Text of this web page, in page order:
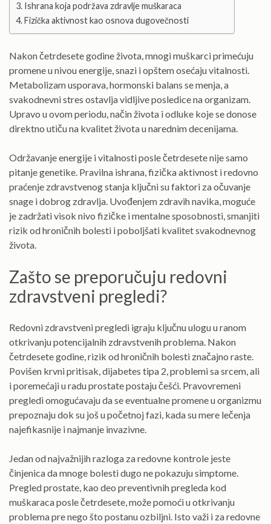
Ishrana koja podržava zdravlje muškaraca
Fizička aktivnost kao osnova dugovečnosti
Nakon četrdesete godine života, mnogi muškarci primećuju
promene u nivou energije, snazi i opštem osećaju vitalnosti.
Metabolizam usporava, hormonski balans se menja, a
svakodnevni stres ostavlja vidljive posledice na organizam.
Upravo u ovom periodu, način života i odluke koje se donose
direktno utiču na kvalitet života u narednim decenijama.
Održavanje energije i vitalnosti posle četrdesete nije samo
pitanje genetike. Pravilna ishrana, fizička aktivnost i redovno
praćenje zdravstvenog stanja ključni su faktori za očuvanje
snage i dobrog zdravlja. Uvođenjem zdravih navika, moguće
je zadržati visok nivo fizičke i mentalne sposobnosti, smanjiti
rizik od hroničnih bolesti i poboljšati kvalitet svakodnevnog
života.
Zašto se preporučuju redovni
zdravstveni pregledi?
Redovni zdravstveni pregledi igraju ključnu ulogu u ranom
otkrivanju potencijalnih zdravstvenih problema. Nakon
četrdesete godine, rizik od hroničnih bolesti značajno raste.
Povišen krvni pritisak, dijabetes tipa 2, problemi sa srcem, ali
i poremećaji u radu prostate postaju češći. Pravovremeni
pregledi omogućavaju da se eventualne promene u organizmu
prepoznaju dok su još u početnoj fazi, kada su mere lečenja
najefikasnije i najmanje invazivne.
Jedan od najvažnijih razloga za redovne kontrole jeste
činjenica da mnoge bolesti dugo ne pokazuju simptome.
Pregled prostate, kao deo preventivnih pregleda kod
muškaraca posle četrdesete, može pomoći u otkrivanju
problema pre nego što postanu ozbiljni. Isto važi i za redovne